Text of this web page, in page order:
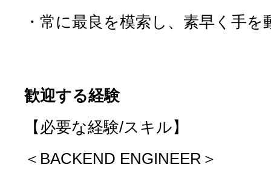
・常に最良を模索し、素早く手
歓迎する経験
【必要な経験/スキル】
＜BACKEND ENGINEER＞